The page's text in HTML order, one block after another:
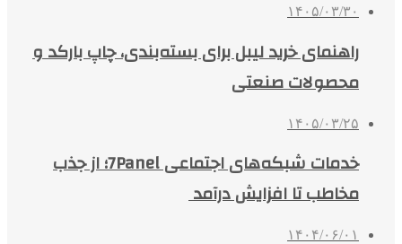
۱۴۰۵/۰۳/۳۰
راهنمای خرید لیبل برای بسته‌بندی، چاپ بارکد و
محصولات صنعتی
۱۴۰۵/۰۳/۲۵
خدمات شبکه‌های اجتماعی 7Panel؛ از جذب
مخاطب تا افزایش درآمد
۱۴۰۴/۰۶/۰۱